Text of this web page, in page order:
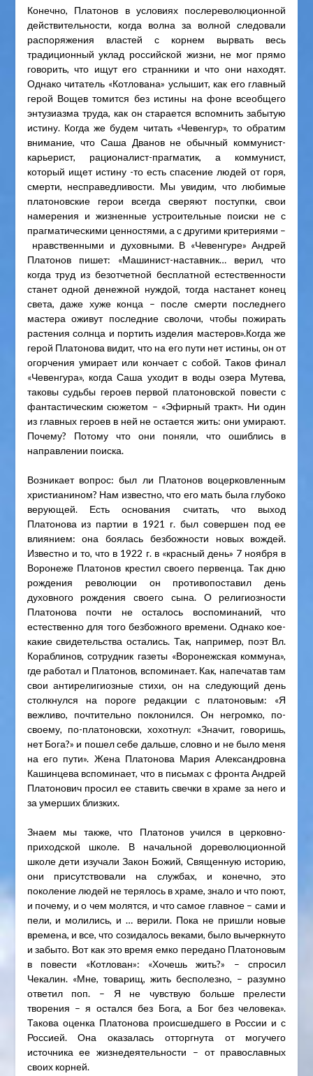
Конечно, Платонов в условиях послереволюционной
действительности, когда волна за волной следовали
распоряжения властей с корнем вырвать весь
традиционный уклад российской жизни, не мог прямо
говорить, что ищут его странники и что они находят.
Однако читатель «Котлована» услышит, как его главный
герой Вощев томится без истины на фоне всеобщего
энтузиазма труда, как он старается вспомнить забытую
истину. Когда же будем читать «Чевенгур», то обратим
внимание, что Саша Дванов не обычный коммунист-
карьерист, рационалист-прагматик, а коммунист,
который ищет истину -то есть спасение людей от горя,
смерти, несправедливости. Мы увидим, что любимые
платоновские герои всегда сверяют поступки, свои
намерения и жизненные устроительные поиски не с
прагматическими ценностями, а с другими критериями –
нравственными и духовными. В «Чевенгуре» Андрей
Платонов пишет: «Машинист-наставник… верил, что
когда труд из безотчетной бесплатной естественности
станет одной денежной нуждой, тогда настанет конец
света, даже хуже конца – после смерти последнего
мастера оживут последние сволочи, чтобы пожирать
растения солнца и портить изделия мастеров».Когда же
герой Платонова видит, что на его пути нет истины, он от
огорчения умирает или кончает с собой. Таков финал
«Чевенгура», когда Саша уходит в воды озера Мутева,
таковы судьбы героев первой платоновской повести с
фантастическим сюжетом – «Эфирный тракт». Ни один
из главных героев в ней не остается жить: они умирают.
Почему? Потому что они поняли, что ошиблись в
направлении поиска.
Возникает вопрос: был ли Платонов воцерковленным
христианином? Нам известно, что его мать была глубоко
верующей. Есть основания считать, что выход
Платонова из партии в 1921 г. был совершен под ее
влиянием: она боялась безбожности новых вождей.
Известно и то, что в 1922 г. в «красный день» 7 ноября в
Воронеже Платонов крестил своего первенца. Так дню
рождения революции он противопоставил день
духовного рождения своего сына. О религиозности
Платонова почти не осталось воспоминаний, что
естественно для того безбожного времени. Однако кое-
какие свидетельства остались. Так, например, поэт Вл.
Кораблинов, сотрудник газеты «Воронежская коммуна»,
где работал и Платонов, вспоминает. Как, напечатав там
свои антирелигиозные стихи, он на следующий день
столкнулся на пороге редакции с платоновым: «Я
вежливо, почтительно поклонился. Он негромко, по-
своему, по-платоновски, хохотнул: «Значит, говоришь,
нет Бога?» и пошел себе дальше, словно и не было меня
на его пути». Жена Платонова Мария Александровна
Кашинцева вспоминает, что в письмах с фронта Андрей
Платонович просил ее ставить свечки в храме за него и
за умерших близких.
Знаем мы также, что Платонов учился в церковно-
приходской школе. В начальной дореволюционной
школе дети изучали Закон Божий, Священную историю,
они присутствовали на службах, и конечно, это
поколение людей не терялось в храме, знало и что поют,
и почему, и о чем молятся, и что самое главное – сами и
пели, и молились, и … верили. Пока не пришли новые
времена, и все, что созидалось веками, было вычеркнуто
и забыто. Вот как это время емко передано Платоновым
в повести «Котлован»: «Хочешь жить?» – спросил
Чекалин. «Мне, товарищ, жить бесполезно, – разумно
ответил поп. – Я не чувствую больше прелести
творения – я остался без Бога, а Бог без человека».
Такова оценка Платонова происшедшего в России и с
Россией. Она оказалась отторгнута от могучего
источника ее жизнедеятельности – от православных
своих корней.